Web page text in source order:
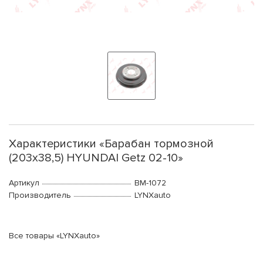
Характеристики «Барабан тормозной
(203x38,5) HYUNDAI Getz 02-10»
Артикул
BM-1072
Производитель
LYNXauto
Все товары «LYNXauto»